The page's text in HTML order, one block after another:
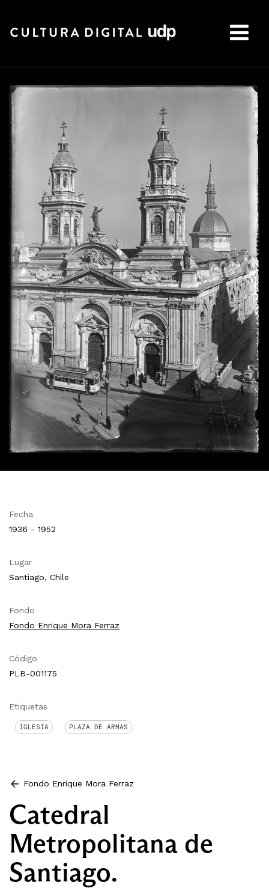
Fecha
1936 - 1952
Lugar
Santiago, Chile
Fondo
Fondo Enrique Mora Ferraz
Código
PLB-001175
Etiquetas
IGLESIA PLAZA DE ARMAS
Fondo Enrique Mora Ferraz
Catedral
Metropolitana de
Santiago.